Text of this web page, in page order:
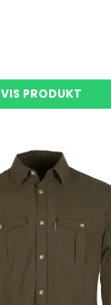
VIS PRODUKT